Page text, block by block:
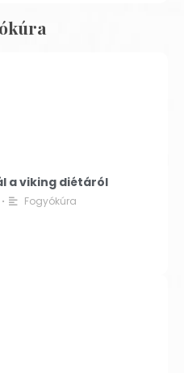
a viking diétáról
• Fogyókúra